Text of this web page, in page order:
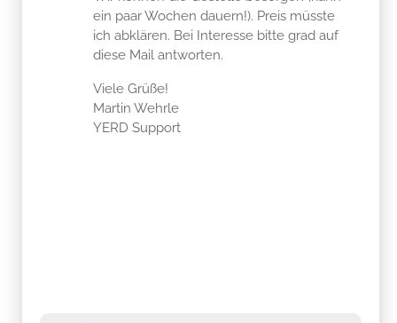
ein paar Wochen dauern!). Preis müsste
ich abklären. Bei Interesse bitte grad auf
diese Mail antworten.
Viele Grüße!
Martin Wehrle
YERD Support